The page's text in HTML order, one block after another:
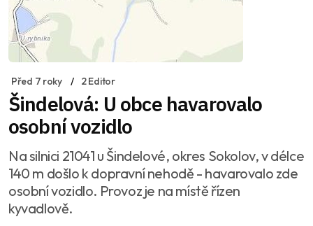
Před 7 roky 2 Editor
Šindelová: U obce havarovalo
osobní vozidlo
Na silnici 21041 u Šindelové, okres Sokolov, v délce
140 m došlo k dopravní nehodě - havarovalo zde
osobní vozidlo. Provoz je na místě řízen
kyvadlově.